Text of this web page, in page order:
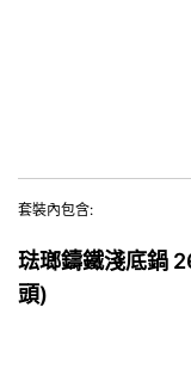
套裝內包含:
琺瑯鑄鐵淺底鍋
頭)